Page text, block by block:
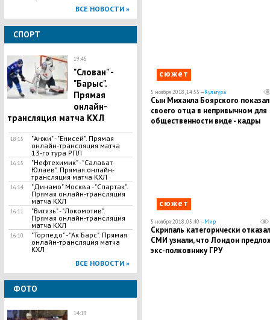
ВСЕ НОВОСТИ »
СПОРТ
19:45
"Слован" -
"Барыс".
Прямая
онлайн-
трансляция матча КХЛ
18:15
"Анжи" - "Енисей". Прямая
онлайн-трансляция матча
13-го тура РПЛ
16:15
"Нефтехимик" - "Салават
Юлаев". Прямая онлайн-
трансляция матча КХЛ
16:14
"Динамо" Москва - "Спартак".
Прямая онлайн-трансляция
матча КХЛ
16:11
"Витязь" - "Локомотив".
Прямая онлайн-трансляция
матча КХЛ
16:10
"Торпедо" - "Ак Барс". Прямая
онлайн-трансляция матча
КХЛ
ВСЕ НОВОСТИ »
ФОТО
14:13
сюжет
5 ноября 2018, 14:55 —Культура
Сын Михаила Боярского показал
своего отца в непривычном для
общественности виде - кадры
сюжет
5 ноября 2018, 05:40 —Мир
Скрипаль категорически
СМИ узнали, что Лондон
экс-полковнику ГРУ